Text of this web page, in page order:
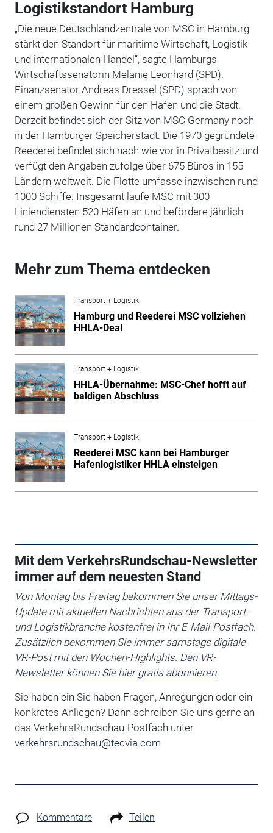
Logistikstandort Hamburg
„Die neue Deutschlandzentrale von MSC in Hamburg
stärkt den Standort für maritime Wirtschaft, Logistik
und internationalen Handel“, sagte Hamburgs
Wirtschaftssenatorin Melanie Leonhard (SPD).
Finanzsenator Andreas Dressel (SPD) sprach von
einem großen Gewinn für den Hafen und die Stadt.
Derzeit befindet sich der Sitz von MSC Germany noch
in der Hamburger Speicherstadt. Die 1970 gegründete
Reederei befindet sich nach wie vor in Privatbesitz und
verfügt den Angaben zufolge über 675 Büros in 155
Ländern weltweit. Die Flotte umfasse inzwischen rund
1000 Schiffe. Insgesamt laufe MSC mit 300
Liniendiensten 520 Häfen an und befördere jährlich
rund 27 Millionen Standardcontainer.
Mehr zum Thema entdecken
Transport + Logistik
Hamburg und Reederei MSC vollziehen
HHLA-Deal
Transport + Logistik
HHLA-Übernahme: MSC-Chef hofft auf
baldigen Abschluss
Transport + Logistik
Reederei MSC kann bei Hamburger
Hafenlogistiker HHLA einsteigen
Mit dem VerkehrsRundschau-Newsletter
immer auf dem neuesten Stand
Von Montag bis Freitag bekommen Sie unser Mittags-
Update mit aktuellen Nachrichten aus der Transport-
und Logistikbranche kostenfrei in Ihr E-Mail-Postfach.
Zusätzlich bekommen Sie immer samstags digitale
VR-Post mit den Wochen-Highlights. Den VR-
Newsletter können Sie hier gratis abonnieren.
Sie haben ein Sie haben Fragen, Anregungen oder ein
konkretes Anliegen? Dann schreiben Sie uns gerne an
das VerkehrsRundschau-Postfach unter
verkehrsrundschau@tecvia.com
Kommentare Teilen